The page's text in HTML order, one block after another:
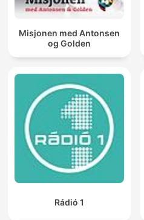
Misjonen med Antonsen
og Golden
Rádió 1